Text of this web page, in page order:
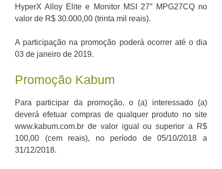
HyperX Alloy Elite e Monitor MSI 27″ MPG27CQ no
valor de R$ 30.000,00 (trinta mil reais).
A participação na promoção poderá ocorrer até o dia
03 de janeiro de 2019.
Promoção Kabum
Para participar da promoção, o (a) interessado (a)
deverá efetuar compras de qualquer produto no site
www.kabum.com.br de valor igual ou superior a R$
100,00 (cem reais), no período de 05/10/2018 a
31/12/2018.